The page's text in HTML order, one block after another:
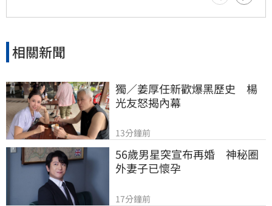
相關新聞
獨／姜厚任新歡爆黑歷史　楊
光友怒揭內幕
13分鐘前
56歲男星突宣布再婚　神秘圈
外妻子已懷孕
17分鐘前